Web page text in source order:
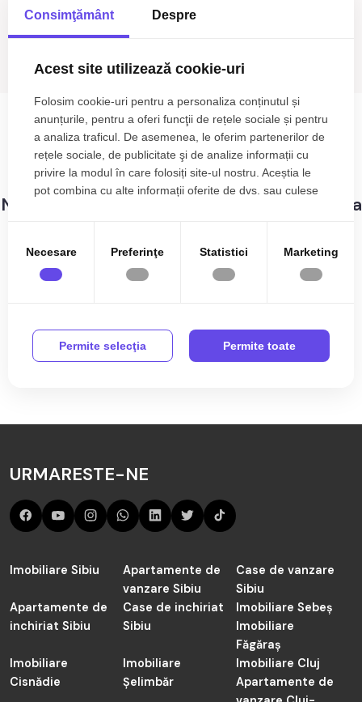
Terenuri de vânzare Sacel
anunturi cu terenuri de vânzare Sacel
Sortare
Nu s-au gasit rezultate care sa corespunda
Terenuri de vânzare în Sacel
Aici sunt toate anunțurile active și actualizate de Terenuri
actualizate periodic.
Citeste mai mult
URMARESTE-NE
Imobiliare Sibiu
Apartamente de
vanzare Sibiu
Case de vanzare
Sibiu
Apartamente de
inchiriat Sibiu
Case de inchiriat
Sibiu
Imobiliare Sebeș
Imobiliare
Făgăraș
Imobiliare
Cisnădie
Imobiliare
Șelimbăr
Imobiliare Cluj
Apartamente de
Consimţământ Despre
Acest site utilizează cookie-uri
Folosim cookie-uri pentru a personaliza conținutul și
anunțurile, pentru a oferi funcţii de rețele sociale și pentru
a analiza traficul. De asemenea, le oferim partenerilor de
rețele sociale, de publicitate şi de analize informații cu
privire la modul în care folosiți site-ul nostru. Aceștia le
pot combina cu alte informații oferite de dvs. sau culese
Necesare Preferinţe Statistici Marketing
Permite selecţia Permite toate